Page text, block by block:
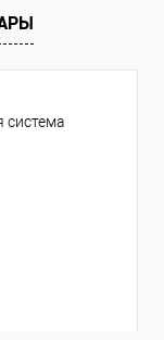
система